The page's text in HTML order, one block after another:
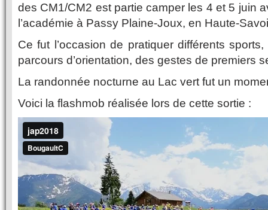
des CM1/CM2 est partie camper les 4 et 5 juin
l’académie à Passy Plaine-Joux, en Haute-
Ce fut l’occasion de pratiquer différents
parcours d’orientation, des gestes de premiers
La randonnée nocturne au Lac vert fut un
Voici la flashmob réalisée lors de cette sortie :